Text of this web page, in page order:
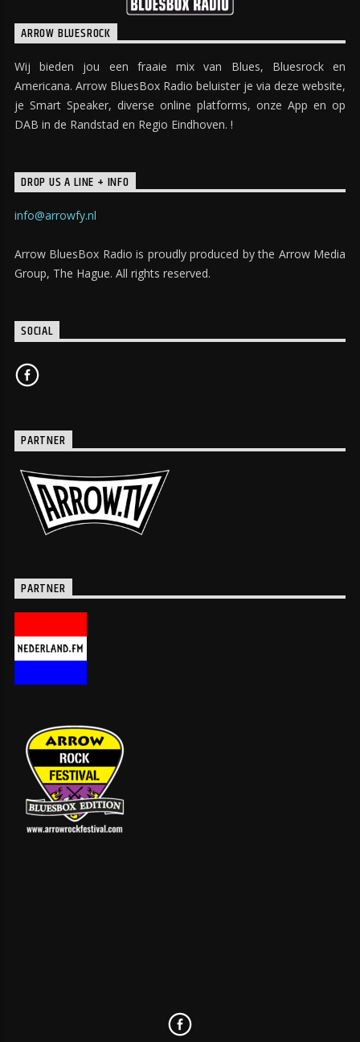
ARROW BLUESROCK
Wij bieden jou een fraaie mix van Blues, Bluesrock en
Americana. Arrow BluesBox Radio beluister je via deze website,
je Smart Speaker, diverse online platforms, onze App en op
DAB in de Randstad en Regio Eindhoven. !
DROP US A LINE + INFO
info@arrowfy.nl
Arrow BluesBox Radio is proudly produced by the Arrow Media
Group, The Hague. All rights reserved.
SOCIAL
PARTNER
PARTNER